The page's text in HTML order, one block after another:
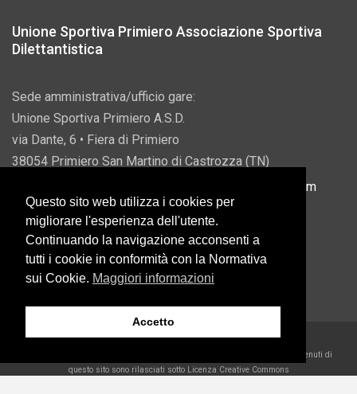
Unione Sportiva Primiero Associazione Sportiva
Dilettantistica
Sede amministrativa/ufficio gare:
Unione Sportiva Primiero A.S.D.
via Dante, 6 • Fiera di Primiero
38054 Primiero San Martino di Castrozza (TN)
info@usprimiero.com
Vantaggi da Pubblica Amministrazione
Eccetto dove diversamente specificato, i contenuti di
questo sito sono rilasciati sotto Licenza Creative Commons
Questo sito web utilizza i cookies per
migliorare l'esperienza dell'utente.
Continuando la navigazione acconsenti a
tutti i cookie in conformità con la Normativa
sui Cookie. Maggiori informazioni
Accetto